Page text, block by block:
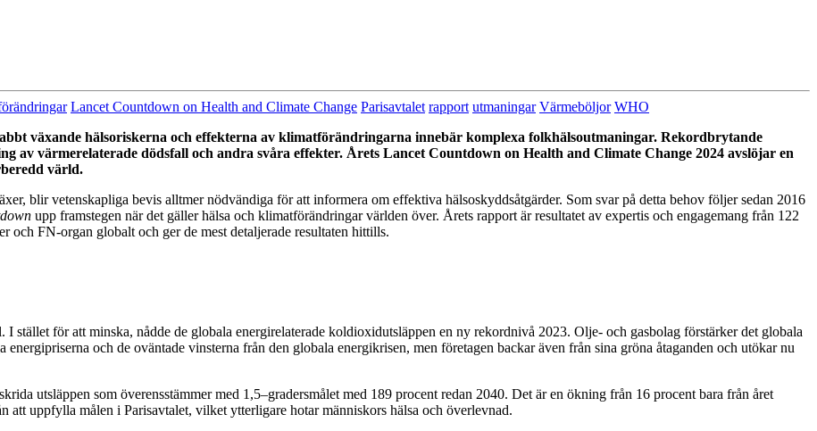
Lancet Countdown on Health and Climate Change Parisavtalet rapport utmaningar Värmeböljor WHO
växande hälsoriskerna och effekterna av klimatförändringarna innebär komplexa folkhälsoutmaningar. Rekordbrytande
av värmerelaterade dödsfall och andra svåra effekter. Årets Lancet Countdown on Health and Climate Change 2024 avslöjar en
värld.
blir vetenskapliga bevis alltmer nödvändiga för att informera om effektiva hälsoskyddsåtgärder. Som svar på detta behov följer sedan 2016
upp framstegen när det gäller hälsa och klimatförändringar världen över. Årets rapport är resultatet av expertis och engagemang från 122
och FN-organ globalt och ger de mest detaljerade resultaten hittills.
I stället för att minska, nådde de globala energirelaterade koldioxidutsläppen en ny rekordnivå 2023. Olje- och gasbolag förstärker det globala
och de oväntade vinsterna från den globala energikrisen, men företagen backar även från sina gröna åtaganden och utökar nu
utsläppen som överensstämmer med 1,5–gradersmålet med 189 procent redan 2040. Det är en ökning från 16 procent bara från året
att uppfylla målen i Parisavtalet, vilket ytterligare hotar människors hälsa och överlevnad.